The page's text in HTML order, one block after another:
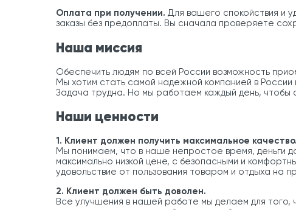
Оплата при получении. Для вашего спокойствия и
заказы без предоплаты. Вы сначала проверяете
Наша миссия
Обеспечить людям по всей России возможность
Мы хотим стать самой надежной компанией в России
Задача трудна. Но мы работаем каждый день, чтобы
Наши ценности
1. Клиент должен получить максимальное качество.
Мы понимаем, что в наше непростое время, деньги
максимально низкой цене, с безопасными и
удовольствие от пользования товаром и отдыха на
2. Клиент должен быть доволен.
Все улучшения в нашей работе мы делаем для